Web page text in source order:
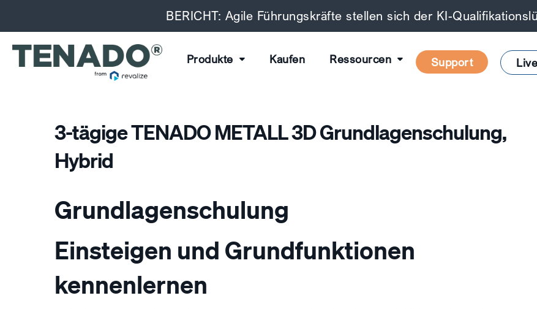
BERICHT: Agile Führungskräfte stellen sich der KI-
Produkte Kaufen Ressourcen Support
3-tägige TENADO METALL 3D Grundlagenschulung,
Hybrid
Grundlagenschulung
Einsteigen und Grundfunktionen
kennenlernen